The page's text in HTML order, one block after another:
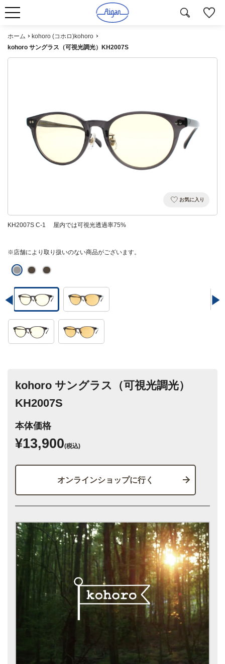
ホーム
kohoro (コホロ)kohoro
kohoro サングラス（可視光調光）KH2007S
お気に入り
KH2007S C-1 屋内では可視光透過率75%
※店舗により取り扱いのない商品がございます。
kohoro サングラス（可視光調光）
KH2007S
本体価格
¥13,900(税込)
オンラインショップに行く